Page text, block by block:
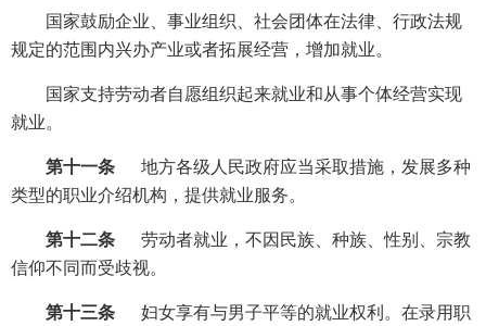
国家鼓励企业、事业组织、社会团体在法律、行政法规
规定的范围内兴办产业或者拓展经营，增加就业。
国家支持劳动者自愿组织起来就业和从事个体经营实现
就业。
第十一条
地方各级人民政府应当采取措施，发展多种
类型的职业介绍机构，提供就业服务。
第十二条
劳动者就业，不因民族、种族、性别、宗教
信仰不同而受歧视。
第十三条
妇女享有与男子平等的就业权利。在录用职